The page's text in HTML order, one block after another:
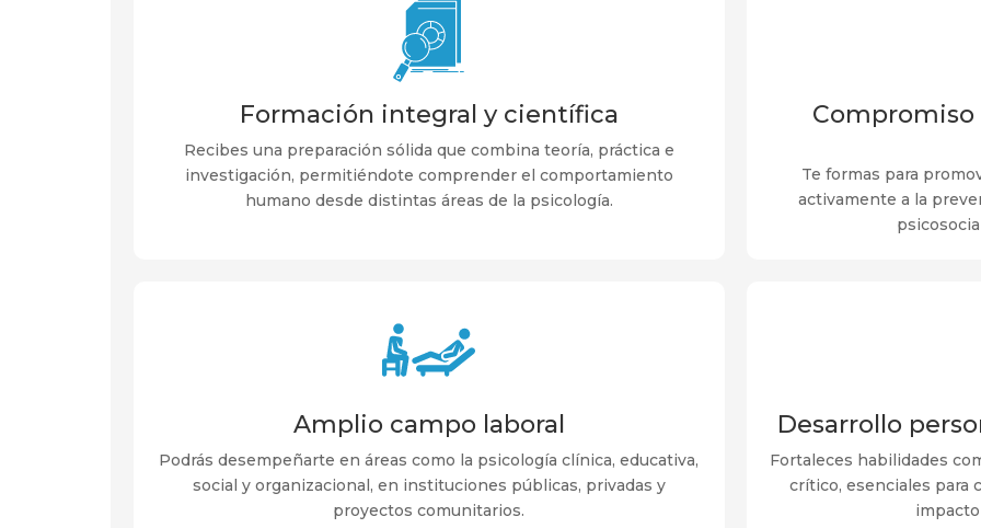
Formación integral y científica
Recibes una preparación sólida que combina teoría, práctica e
investigación, permitiéndote comprender el comportamiento
humano desde distintas áreas de la psicología.
Compromiso
Te formas para
activamente a la
Amplio campo laboral
Podrás desempeñarte en áreas como la psicología clínica, educativa,
social y organizacional, en instituciones públicas, privadas y
proyectos comunitarios.
Desarrollo
Fortaleces habilidades
crítico, esenciales para